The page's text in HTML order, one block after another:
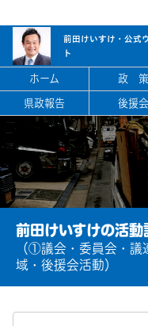
前田けいすけ・ 公式
ト
ホーム 政 策
県政報告
後援会
前田けいすけの活動
（①議会・委員会・
域・後援会活動）